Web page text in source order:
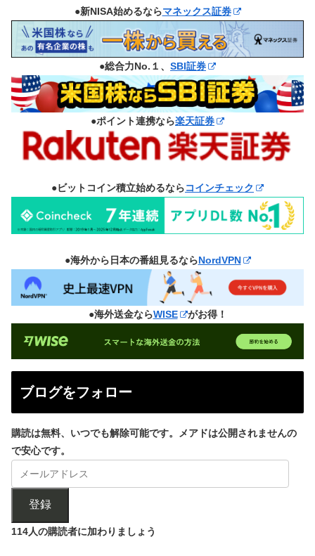
●新NISA始めるならマネックス証券
●総合力No.１、 SBI証券
●ポイント連携なら楽天証券
●ビットコイン積立始めるならコインチェック
●海外から日本の番組見るならNordVPN
●海外送金ならWISE がお得！
ブログをフォロー
購読は無料、いつでも解除可能です。メアドは公開されませんの
で安心です。
登録
114人の購読者に加わりましょう